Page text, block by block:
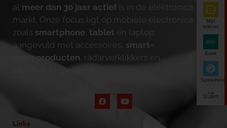
al meer dan 30 jaar actief is in de elektronica
markt. Onze focus ligt op mobiele electronica
zoals smartphone tablet en laptop,
aangevuld met accessoires, smart-
homeproducten , radarverklikkers en
bluetooth-speakers
Links
Mijn
telenet
Base
Speedtest